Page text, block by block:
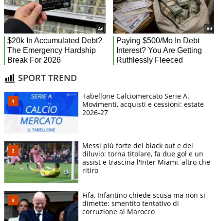
SPORT TREND
Tabellone Calciomercato Serie A.
Movimenti, acquisti e cessioni: estate
2026-27
Messi più forte del black out e del
diluvio: torna titolare, fa due gol e un
assist e trascina l'Inter Miami, altro che
ritiro
Fifa, Infantino chiede scusa ma non si
dimette: smentito tentativo di
corruzione al Marocco